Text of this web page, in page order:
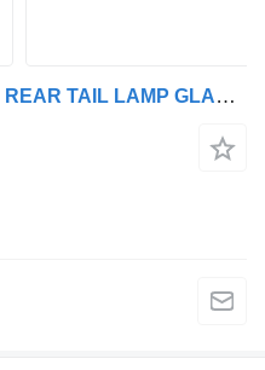
Амортисьор MAN FH4 LED REAR TAIL LAMP GLASS RH / LH за камион Volvo 4 (from 2013)